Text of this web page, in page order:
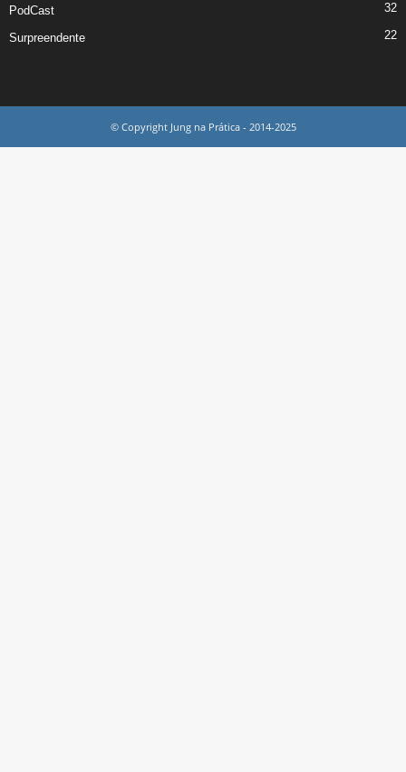
PodCast 32
Surpreendente 22
© Copyright Jung na Prática - 2014-2025